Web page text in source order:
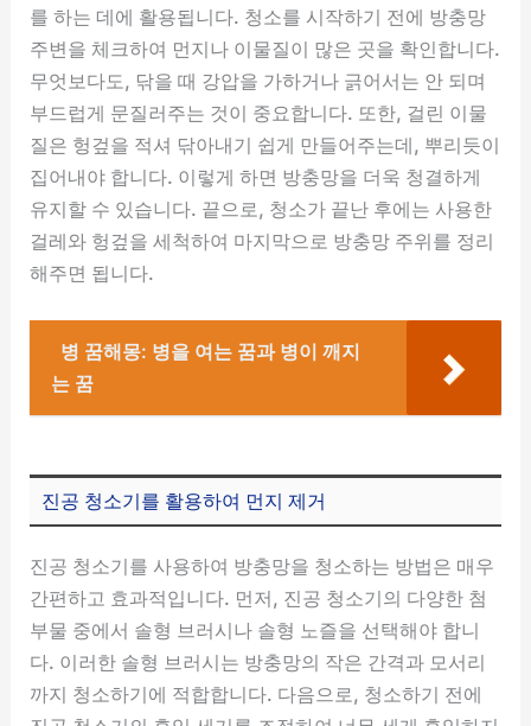
를 하는 데에 활용됩니다. 청소를 시작하기 전에 방충망
주변을 체크하여 먼지나 이물질이 많은 곳을 확인합니다.
무엇보다도, 닦을 때 강압을 가하거나 긁어서는 안 되며
부드럽게 문질러주는 것이 중요합니다. 또한, 걸린 이물
질은 헝겊을 적셔 닦아내기 쉽게 만들어주는데, 뿌리듯이
집어내야 합니다. 이렇게 하면 방충망을 더욱 청결하게
유지할 수 있습니다. 끝으로, 청소가 끝난 후에는 사용한
걸레와 헝겊을 세척하여 마지막으로 방충망 주위를 정리
해주면 됩니다.
병 꿈해몽: 병을 여는 꿈과 병이 깨지
는 꿈
진공 청소기를 활용하여 먼지 제거
진공 청소기를 사용하여 방충망을 청소하는 방법은 매우
간편하고 효과적입니다. 먼저, 진공 청소기의 다양한 첨
부물 중에서 솔형 브러시나 솔형 노즐을 선택해야 합니
다. 이러한 솔형 브러시는 방충망의 작은 간격과 모서리
까지 청소하기에 적합합니다. 다음으로, 청소하기 전에